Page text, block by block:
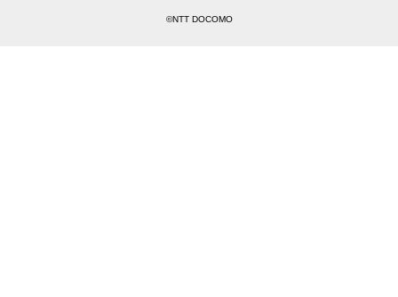
©NTT DOCOMO